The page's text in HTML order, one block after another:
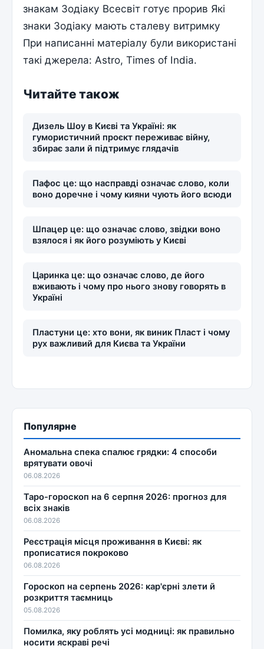
знакам Зодіаку Всесвіт готує прорив Які
знаки Зодіаку мають сталеву витримку
При написанні матеріалу були використані
такі джерела: Astro, Times of India.
Читайте також
Дизель Шоу в Києві та Україні: як
гумористичний проєкт переживає війну,
збирає зали й підтримує глядачів
Пафос це: що насправді означає слово, коли
воно доречне і чому кияни чують його всюди
Шпацер це: що означає слово, звідки воно
взялося і як його розуміють у Києві
Царинка це: що означає слово, де його
вживають і чому про нього знову говорять в
Україні
Пластуни це: хто вони, як виник Пласт і чому
рух важливий для Києва та України
Популярне
Аномальна спека спалює грядки: 4 способи
врятувати овочі
06.08.2026
Таро-гороскоп на 6 серпня 2026: прогноз для
всіх знаків
06.08.2026
Реєстрація місця проживання в Києві: як
прописатися покроково
06.08.2026
Гороскоп на серпень 2026: кар'єрні злети й
розкриття таємниць
05.08.2026
Помилка, яку роблять усі модниці: як правильно
носити яскраві речі